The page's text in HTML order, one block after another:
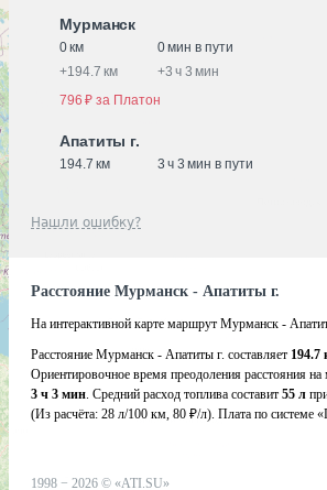
Мурманск
0 км
0 мин в пути
+194.7 км +3 ч 3 мин
796 ₽ за Платон
Апатиты г.
194.7 км 3 ч 3 мин в пути
Нашли ошибку?
Расстояние Мурманск - Апатиты г.
На интерактивной карте маршрут Мурманск -
Расстояние Мурманск - Апатиты г. составляет 194.7
Ориентировочное время преодоления расстояния на
3 ч 3 мин. Средний расход топлива составит 55 л
(Из расчёта: 28 л/100 км, 80 ₽/л). Плата по системе
1998 − 2026 © «ATI.SU»